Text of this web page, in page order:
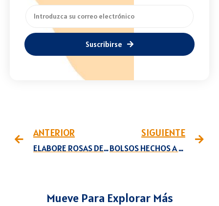
Suscribirse
ANTERIOR
ELABORE ROSAS DE COLORES EXÓTICOS
SIGUIENTE
BOLSOS HECHOS A MANO
Mueve Para Explorar Más